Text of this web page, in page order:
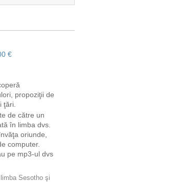
€
propoziţii de
ţări.
de către un
în limba dvs.
oriunde,
computer.
pe mp3-ul dvs
Sesotho şi